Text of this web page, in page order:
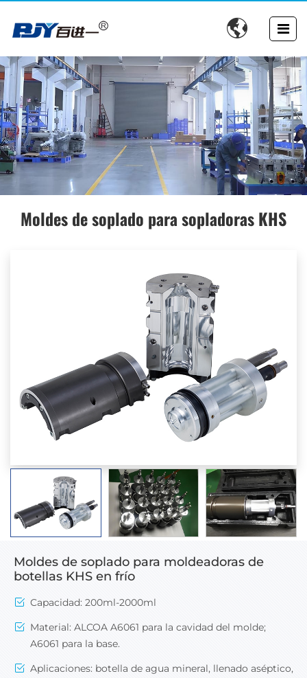

PARA MOLDES PLÁSTICOS
para sistemas de moldeo.
Moldes de soplado para sopladoras KHS
Moldes de soplado para moldeadoras de
botellas KHS en frío
Capacidad: 200ml-2000ml
Material: ALCOA A6061 para la cavidad del molde;
A6061 para la base.
Aplicaciones: botella de agua mineral, llenado aséptico,